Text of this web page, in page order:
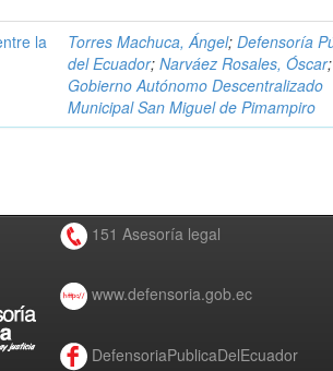
la
Torres Machuca, Ángel;Defensoría
del Ecuador;Narváez Rosales, Óscar;
Gobierno Autónomo Descentralizado
Municipal San Miguel de Pimampiro
151 Asesoría legal
www.defensoria.gob.ec
DefensoriaPublicaDelEcuador